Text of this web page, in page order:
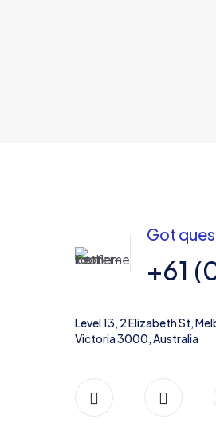
Got
+61
Level 13, 2 Elizabeth St,
Victoria 3000, Australia